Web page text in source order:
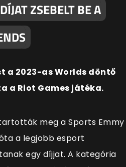
ZSEBELT BE A
a 2023-as Worlds döntő
a Riot Games játéka.
meg a Sports Emmy
a legjobb esport
egy díjjat. A kategória